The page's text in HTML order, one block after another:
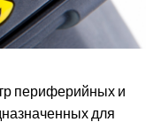
периферийных и
для